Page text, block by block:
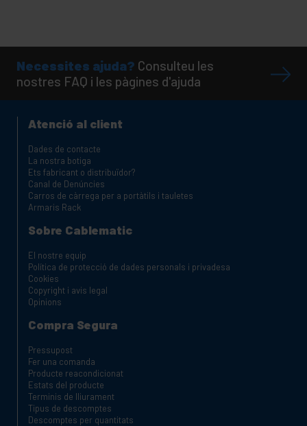
Necessites ajuda? Consulteu les
nostres FAQ i les pàgines d'ajuda
Atenció al client
Dades de contacte
La nostra botiga
Ets fabricant o distribuïdor?
Canal de Denúncies
Carros de càrrega per a portàtils i tauletes
Armaris Rack
Sobre Cablematic
El nostre equip
Política de protecció de dades personals i privadesa
Cookies
Copyright i avis legal
Opinions
Compra Segura
Pressupost
Fer una comanda
Producte reacondicionat
Estats del producte
Terminis de lliurament
Tipus de descomptes
Descomptes per quantitats